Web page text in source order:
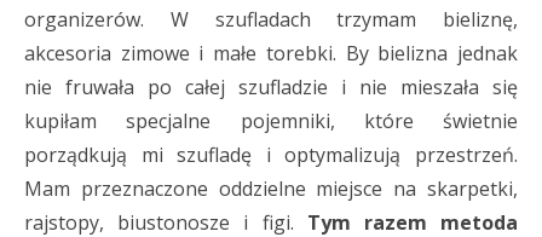
organizerów. W szufladach trzymam bieliznę,
akcesoria zimowe i małe torebki. By bielizna jednak
nie fruwała po całej szufladzie i nie mieszała się
kupiłam specjalne pojemniki, które świetnie
porządkują mi szufladę i optymalizują przestrzeń.
Mam przeznaczone oddzielne miejsce na skarpetki,
rajstopy, biustonosze i figi. Tym razem metoda